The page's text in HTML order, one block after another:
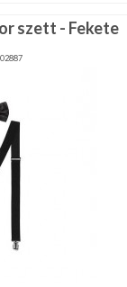
szett - Fekete